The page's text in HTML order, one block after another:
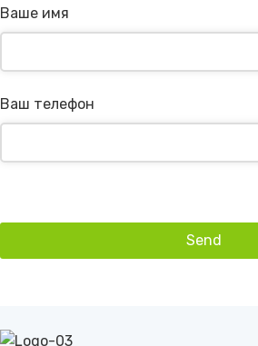
Ваше имя
Ваш телефон
Send
This
be